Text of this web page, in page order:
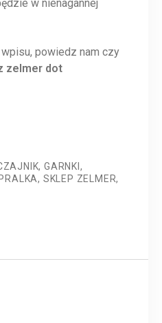
w nienagannej
powiedz nam czy
zelmer dot
,GARNKI ,
PRALKA, SKLEP ZELMER,